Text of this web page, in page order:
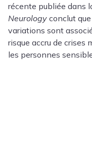
récente publiée dans
Neurology conclut
variations sont
risque accru de crises
les personnes